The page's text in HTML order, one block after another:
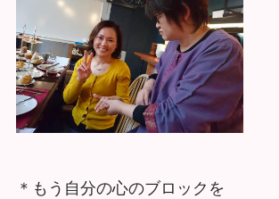
＊もう自分の心のブロックを